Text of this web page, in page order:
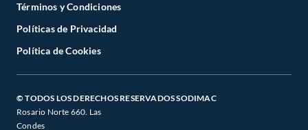
Términos y Condiciones
Políticas de Privacidad
Política de Cookies
© TODOS LOS DERECHOS RESERVADOS SODIMAC
Rosario Norte 660. Las
Condes